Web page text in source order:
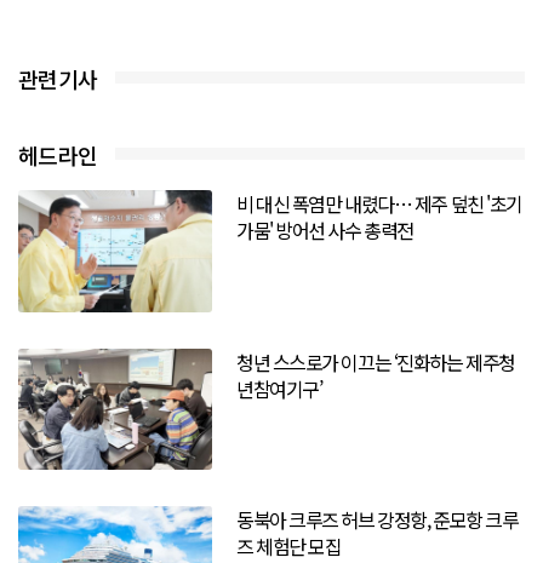
관련기사
헤드라인
비 대신 폭염만 내렸다… 제주 덮친 '초기
가뭄' 방어선 사수 총력전
청년 스스로가 이끄는 ‘진화하는 제주청
년참여기구’
동북아 크루즈 허브 강정항, 준모항 크루
즈 체험단 모집